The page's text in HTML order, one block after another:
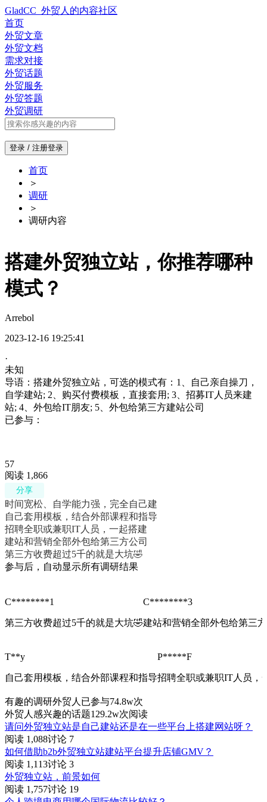
GladCC_外贸人的内容社区
首页
外贸文章
外贸文档
需求对接
外贸话题
外贸服务
外贸答题
外贸调研
登录 / 注册登录
首页
＞
调研
＞
调研内容
搭建外贸独立站，你推荐哪种
模式？
(多选)
Arrebol
2023-12-16 19:25:41
·
未知
导语：搭建外贸独立站，可选的模式有：1、自己亲自操刀，
自学建站; 2、购买付费模板，直接套用; 3、招募IT人员来建
站; 4、外包给IT朋友; 5、外包给第三方建站公司
已参与：
57
阅读 1,866
分享
时间宽松、自学能力强，完全自己建
自己套用模板，结合外部课程和指导
招聘全职或兼职IT人员，一起搭建
建站和营销全部外包给第三方公司
第三方收费超过5千的就是大坑🤣
参与后，自动显示所有调研结果
C********1
第三方收费超过5千的就是大坑🤣
C********3
建站和营销全部外包给第三
T**y
自己套用模板，结合外部课程和指导
P*****F
招聘全职或兼职IT人员，
有趣的调研外贸人已参与74.8w次
外贸人感兴趣的话题129.2w次阅读
请问外贸独立站是自己建站还是在一些平台上搭建网站呀？
阅读 1,088讨论 7
如何借助b2b外贸独立站建站平台提升店铺GMV？
阅读 1,113讨论 3
外贸独立站，前景如何
阅读 1,757讨论 19